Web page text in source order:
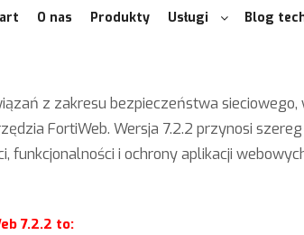
O nas Produkty Usługi Blog
z zakresu bezpieczeństwa
FortiWeb. Wersja 7.2.2 przynosi
funkcjonalności i ochrony aplikacji
7.2.2 to: